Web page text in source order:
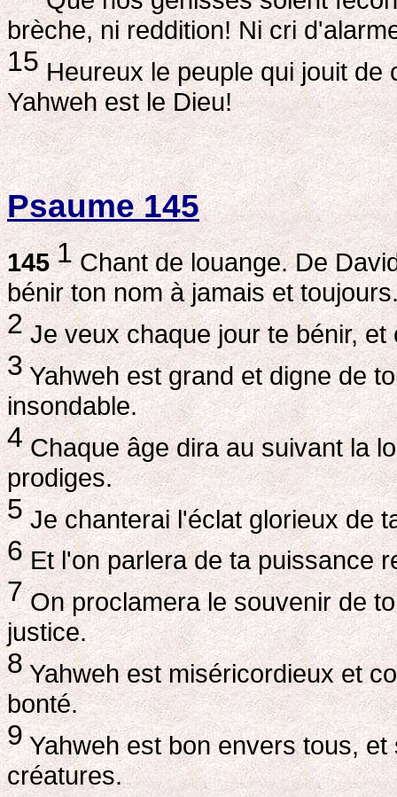
brèche, ni reddition! Ni cri
15Heureux le peuple qui jouit de
Yahweh est le Dieu!
Psaume 145
145 1Chant de louange. De
bénir ton nom à jamais et
2Je veux chaque jour te bénir, et
3Yahweh est grand et digne de
insondable.
4Chaque âge dira au suivant la
prodiges.
5 Je chanterai l'éclat glorieux de
6Et l'on parlera de ta puissance
7On proclamera le souvenir de
justice.
8Yahweh est miséricordieux et
bonté.
9 Yahweh est bon envers tous,
créatures.